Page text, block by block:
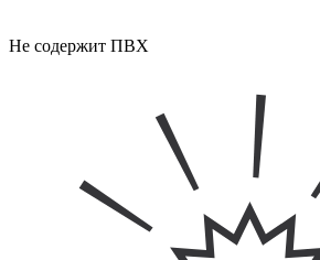
Не содержит ПВХ